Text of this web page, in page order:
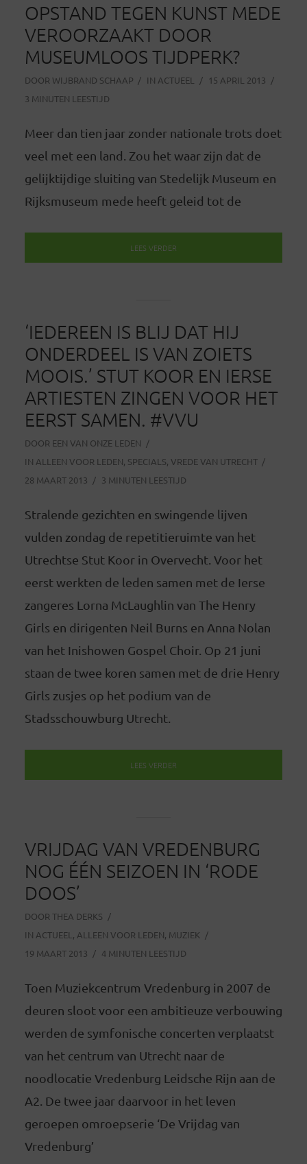
OPSTAND TEGEN KUNST MEDE
VEROORZAAKT DOOR
MUSEUMLOOS TIJDPERK?
DOOR WIJBRAND SCHAAP IN ACTUEEL
15 APRIL 2013
3 MINUTEN LEESTIJD
Meer dan tien jaar zonder nationale trots doet
veel met een land. Zou het waar zijn dat de
gelijktijdige sluiting van Stedelijk Museum en
Rijksmuseum mede heeft geleid tot de
LEES VERDER
‘IEDEREEN IS BLIJ DAT HIJ
ONDERDEEL IS VAN ZOIETS
MOOIS.’ STUT KOOR EN IERSE
ARTIESTEN ZINGEN VOOR HET
EERST SAMEN. #VVU
DOOR EEN VAN ONZE LEDEN
IN ALLEEN VOOR LEDEN, SPECIALS, VREDE VAN UTRECHT
28 MAART 2013
3 MINUTEN LEESTIJD
Stralende gezichten en swingende lijven
vulden zondag de repetitieruimte van het
Utrechtse Stut Koor in Overvecht. Voor het
eerst werkten de leden samen met de Ierse
zangeres Lorna McLaughlin van The Henry
Girls en dirigenten Neil Burns en Anna Nolan
van het Inishowen Gospel Choir. Op 21 juni
staan de twee koren samen met de drie Henry
Girls zusjes op het podium van de
Stadsschouwburg Utrecht.
LEES VERDER
VRIJDAG VAN VREDENBURG
NOG ÉÉN SEIZOEN IN ‘RODE
DOOS’
DOOR THEA DERKS
IN ACTUEEL , ALLEEN VOOR LEDEN, MUZIEK
19 MAART 2013
4 MINUTEN LEESTIJD
Toen Muziekcentrum Vredenburg in 2007 de
deuren sloot voor een ambitieuze verbouwing
werden de symfonische concerten verplaatst
van het centrum van Utrecht naar de
noodlocatie Vredenburg Leidsche Rijn aan de
A2. De twee jaar daarvoor in het leven
geroepen omroepserie ‘De Vrijdag van
Vredenburg’